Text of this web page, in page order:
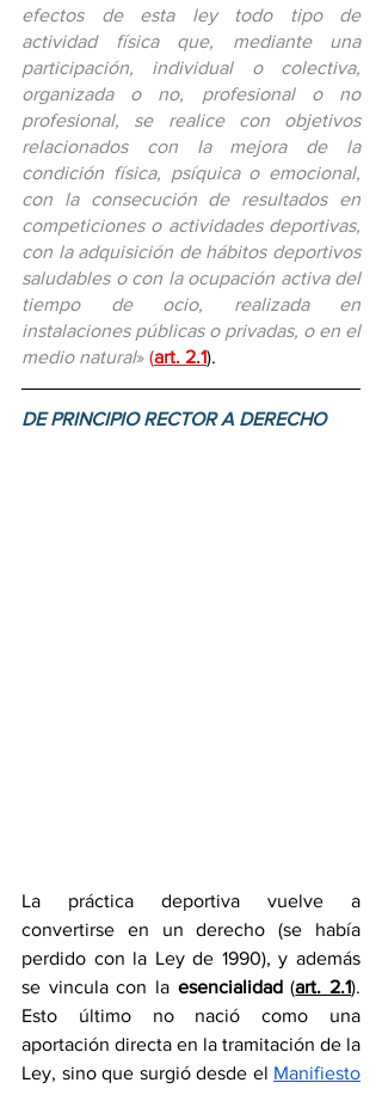
efectos de esta ley todo tipo de
actividad física que, mediante una
participación, individual o colectiva,
organizada o no, profesional o no
profesional, se realice con objetivos
relacionados con la mejora de la
condición física, psíquica o emocional,
con la consecución de resultados en
competiciones o actividades deportivas,
con la adquisición de hábitos deportivos
saludables o con la ocupación activa del
tiempo de ocio, realizada en
instalaciones públicas o privadas, o en el
medio natural» (art. 2.1).
DE PRINCIPIO RECTOR A DERECHO
La práctica deportiva vuelve a
convertirse en un derecho (se había
perdido con la Ley de 1990), y además
se vincula con la esencialidad (art. 2.1).
Esto último no nació como una
aportación directa en la tramitación de la
Ley, sino que surgió desde el Manifiesto